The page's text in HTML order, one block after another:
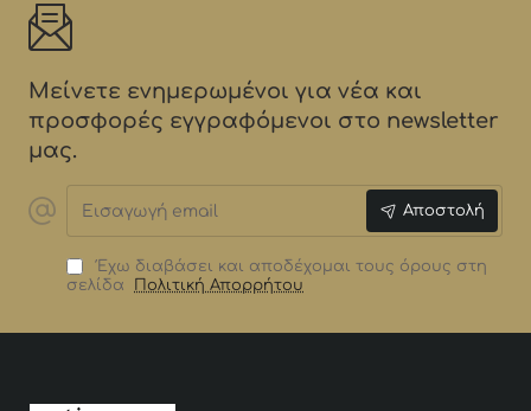
Μείνετε ενημερωμένοι για νέα και
προσφορές εγγραφόμενοι στο newsletter
μας.
email
Αποστολή
Έχω διαβάσει και αποδέχομαι τους όρους στη
σελίδα
Πολιτική Απορρήτου